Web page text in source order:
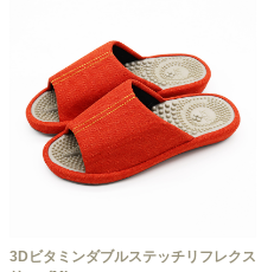
3Dビタミンダブルステッチリフレクス